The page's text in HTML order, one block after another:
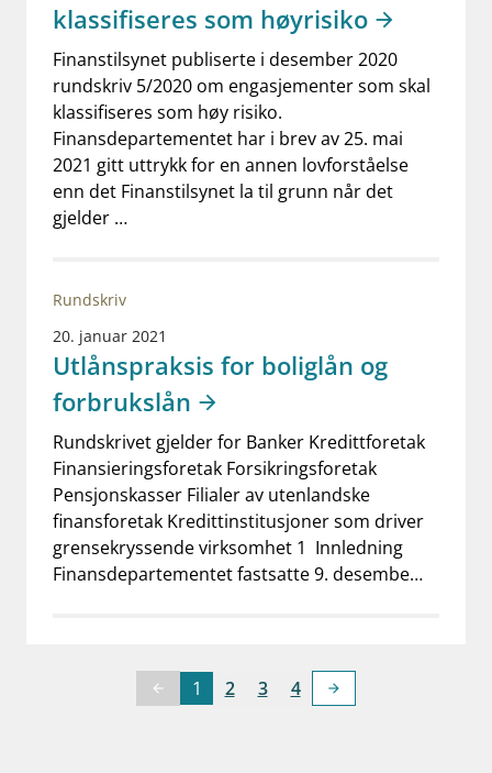
klassifiseres som høyrisiko
Finanstilsynet publiserte i desember 2020
rundskriv 5/2020 om engasjementer som skal
klassifiseres som høy risiko.
Finansdepartementet har i brev av 25. mai
2021 gitt uttrykk for en annen lovforståelse
enn det Finanstilsynet la til grunn når det
gjelder …
Rundskriv
20. januar 2021
Utlånspraksis for boliglån og
forbrukslån
Rundskrivet gjelder for Banker Kredittforetak
Finansieringsforetak Forsikringsforetak
Pensjonskasser Filialer av utenlandske
finansforetak Kredittinstitusjoner som driver
grensekryssende virksomhet 1 Innledning
Finansdepartementet fastsatte 9. desembe…
Du er på side 1 av 4
arrow_back 1 2 3 4 arrow_forward